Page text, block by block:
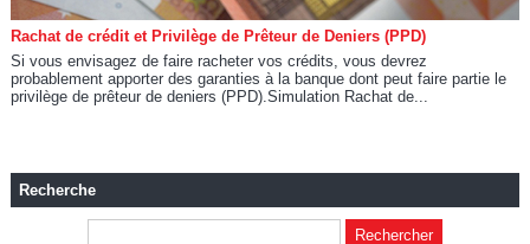
Rachat de crédit et Privilège de Prêteur de Deniers (PPD)
Si vous envisagez de faire racheter vos crédits, vous devrez
probablement apporter des garanties à la banque dont peut faire partie le
privilège de prêteur de deniers (PPD).Simulation Rachat de...
Recherche